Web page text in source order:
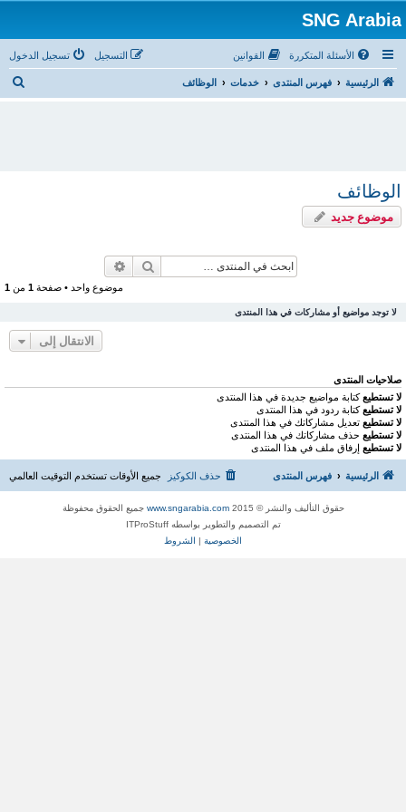
SNG Arabia
الأسئلة المتكررة القوانين تسجيل الدخول التسجيل
الرئيسية فهرس المنتدى خدمات الوظائف
الوظائف
موضوع جديد
بحث
موضوع واحد • صفحة 1 من 1
لا توجد مواضيع أو مشاركات في هذا المنتدى
الانتقال إلى
صلاحيات المنتدى
لا تستطيع كتابة مواضيع جديدة في هذا المنتدى
لا تستطيع كتابة ردود في هذا المنتدى
لا تستطيع تعديل مشاركاتك في هذا المنتدى
لا تستطيع حذف مشاركاتك في هذا المنتدى
لا تستطيع إرفاق ملف في هذا المنتدى
الرئيسية فهرس المنتدى جميع الأوقات تستخدم التوقيت العالمي حذف الكوكيز
حقوق التأليف والنشر © 2015 www.sngarabia.com جميع الحقوق محفوظة
تم التصميم والتطوير بواسطه ITProStuff
الخصوصية | الشروط